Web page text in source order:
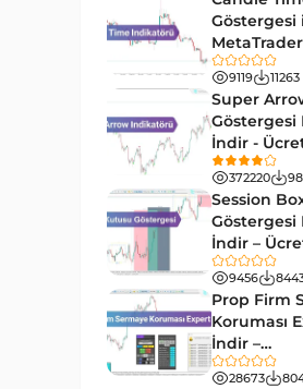
Göstergeleri
Emtia Piyasası MT4
Göstergeleri
MetaTrader 4 için Volume
Profile Göstergeleri
KillZones MT4
Elliott Dalga Teorisi MT4
Göstergeleri
Giriş ve Çıkış MT4
Grafik ve Klasik MT4
Göstergeleri
Momentum MT4
Göstergesi
MetaTrader 5
9119 11263
Super
Göstergesi
İndir -
[Trading
372220
Session
Göstergesi
İndir –
9456
Prop Firm
Koruması
İndir –
28673